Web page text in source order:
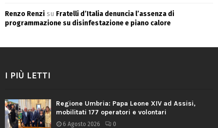
Renzo Renzi su Fratelli d’Italia denuncia l’assenza di
programmazione su disinfestazione e piano calore
I PIÙ LETTI
Regione Umbria: Papa Leone XIV ad Assisi,
mobilitati 177 operatori e volontari
6 Agosto 2026 0